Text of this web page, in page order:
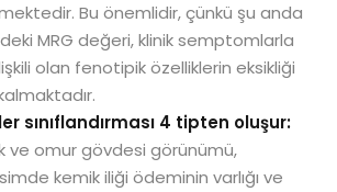
Bu önemlidir, çünkü şu anda
MRG değeri, klinik semptomlarla
olan fenotipik özelliklerin eksikliği
sınıflandırması 4 tipten oluşur:
ve omur gövdesi görünümü,
kemik iliği ödeminin varlığı ve